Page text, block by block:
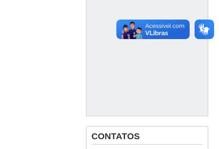
CONTATOS